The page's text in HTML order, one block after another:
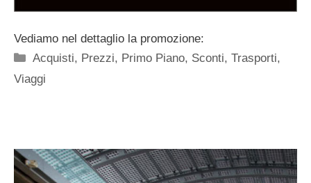
Vediamo nel dettaglio la promozione:
Categorie
Acquisti, Prezzi, Primo Piano, Sconti,Trasporti,
Viaggi